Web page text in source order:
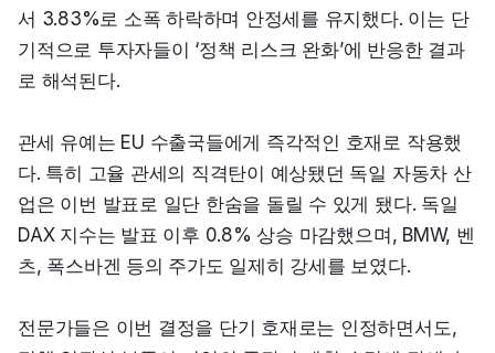
서 3.83%로 소폭 하락하며 안정세를 유지했다. 이는 단
기적으로 투자자들이 ‘정책 리스크 완화’에 반응한 결과
로 해석된다.
관세 유예는 EU 수출국들에게 즉각적인 호재로 작용했
다. 특히 고율 관세의 직격탄이 예상됐던 독일 자동차 산
업은 이번 발표로 일단 한숨을 돌릴 수 있게 됐다. 독일
DAX 지수는 발표 이후 0.8% 상승 마감했으며, BMW, 벤
츠, 폭스바겐 등의 주가도 일제히 강세를 보였다.
전문가들은 이번 결정을 단기 호재로는 인정하면서도,